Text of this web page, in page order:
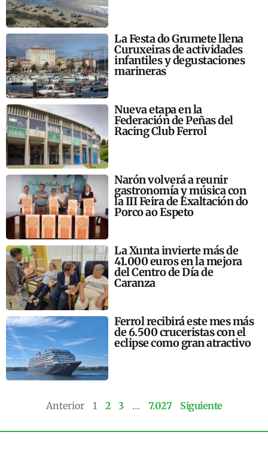
La Festa do Grumete llena
Curuxeiras de actividades
infantiles y degustaciones
marineras
Nueva etapa en la
Federación de Peñas del
Racing Club Ferrol
Narón volverá a reunir
gastronomía y música con
la III Feira de Exaltación do
Porco ao Espeto
La Xunta invierte más de
41.000 euros en la mejora
del Centro de Día de
Caranza
Ferrol recibirá este mes más
de 6.500 cruceristas con el
eclipse como gran atractivo
Anterior 1 2 3 … 7.027 Siguiente